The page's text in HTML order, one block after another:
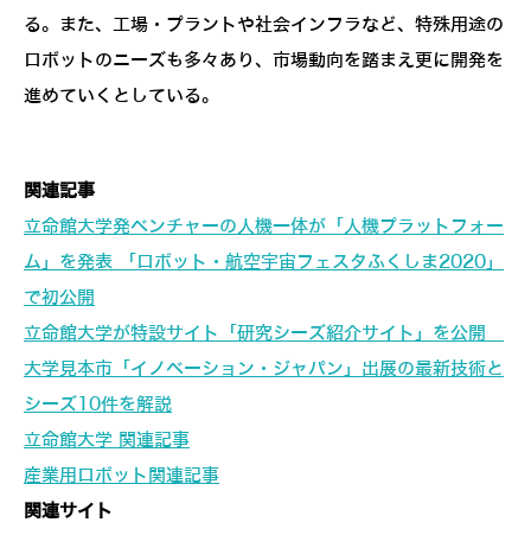
る。また、工場・プラントや社会インフラなど、特殊用途の
ロボットのニーズも多々あり、市場動向を踏まえ更に開発を
進めていくとしている。
関連記事
立命館大学発ベンチャーの人機一体が「人機プラットフォー
ム」を発表 「ロボット・航空宇宙フェスタふくしま2020」
で初公開
立命館大学が特設サイト「研究シーズ紹介サイト」を公開
大学見本市「イノベーション・ジャパン」出展の最新技術と
シーズ10件を解説
立命館大学 関連記事
産業用ロボット関連記事
関連サイト